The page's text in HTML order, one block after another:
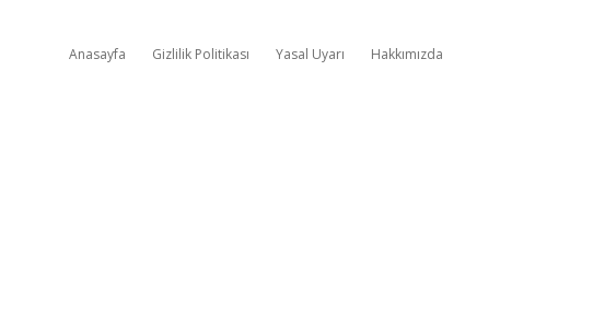
Anasayfa Gizlilik Politikası Yasal Uyarı Hakkımızda